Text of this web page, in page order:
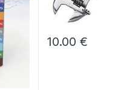
σελίδα του προϊόντος
10.00 €